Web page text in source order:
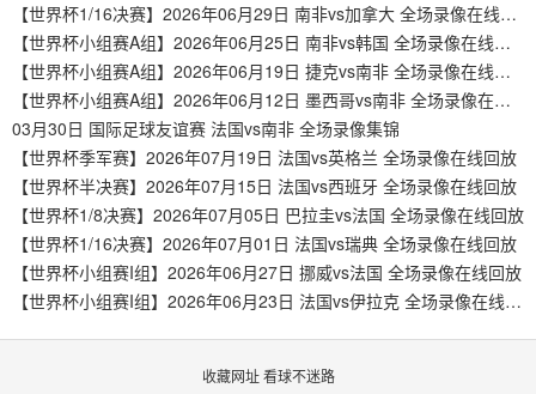
【世界杯1/16决赛】2026年06月29日 南非vs加拿大 全场录像在线回放
【世界杯小组赛A组】2026年06月25日 南非vs韩国 全场录像在线回放
【世界杯小组赛A组】2026年06月19日 捷克vs南非 全场录像在线回放
【世界杯小组赛A组】2026年06月12日 墨西哥vs南非 全场录像在线回放
03月30日 国际足球友谊赛 法国vs南非 全场录像集锦
【世界杯季军赛】2026年07月19日 法国vs英格兰 全场录像在线回放
【世界杯半决赛】2026年07月15日 法国vs西班牙 全场录像在线回放
【世界杯1/8决赛】2026年07月05日 巴拉圭vs法国 全场录像在线回放
【世界杯1/16决赛】2026年07月01日 法国vs瑞典 全场录像在线回放
【世界杯小组赛I组】2026年06月27日 挪威vs法国 全场录像在线回放
【世界杯小组赛I组】2026年06月23日 法国vs伊拉克 全场录像在线回放
收藏网址 看球不迷路